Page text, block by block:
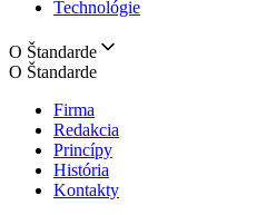
Technológie
O Štandarde
O Štandarde
Firma
Redakcia
Princípy
História
Kontakty